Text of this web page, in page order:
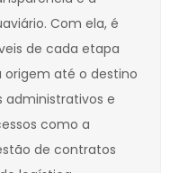
Com ela, é
de cada etapa
origem até o destino
administrativos e
como a
de contratos